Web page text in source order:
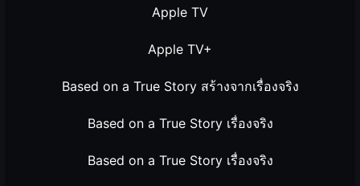
Apple TV
Apple TV+
Based on a True Story สร้างจากเรื่องจริง
Based on a True Story เรื่องจริง
Based on a True Story เรื่องจริง